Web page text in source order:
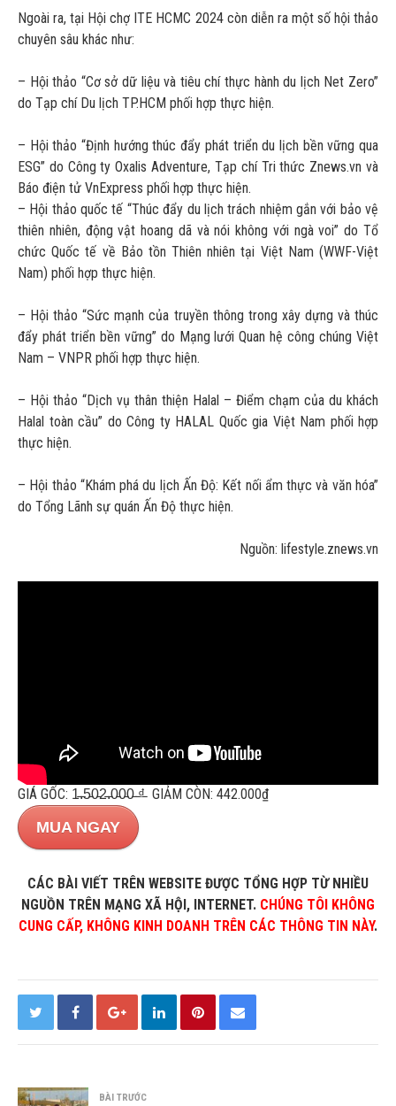
Ngoài ra, tại Hội chợ ITE HCMC 2024 còn diễn ra một số hội thảo
chuyên sâu khác như:
– Hội thảo “Cơ sở dữ liệu và tiêu chí thực hành du lịch Net Zero”
do Tạp chí Du lịch TP.HCM phối hợp thực hiện.
– Hội thảo “Định hướng thúc đẩy phát triển du lịch bền vững qua
ESG” do Công ty Oxalis Adventure, Tạp chí Tri thức Znews.vn và
Báo điện tử VnExpress phối hợp thực hiện.
– Hội thảo quốc tế “Thúc đẩy du lịch trách nhiệm gắn với bảo vệ
thiên nhiên, động vật hoang dã và nói không với ngà voi” do Tổ
chức Quốc tế về Bảo tồn Thiên nhiên tại Việt Nam (WWF-Việt
Nam) phối hợp thực hiện.
– Hội thảo “Sức mạnh của truyền thông trong xây dựng và thúc
đẩy phát triển bền vững” do Mạng lưới Quan hệ công chúng Việt
Nam – VNPR phối hợp thực hiện.
– Hội thảo “Dịch vụ thân thiện Halal – Điểm chạm của du khách
Halal toàn cầu” do Công ty HALAL Quốc gia Việt Nam phối hợp
thực hiện.
– Hội thảo “Khám phá du lịch Ấn Độ: Kết nối ẩm thực và văn hóa”
do Tổng Lãnh sự quán Ấn Độ thực hiện.
Nguồn: lifestyle.znews.vn
GIÁ GỐC: 1̵.̵5̵0̵2̵.̵0̵0̵0̵ ̵₫̵ GIẢM CÒN: 442.000₫
MUA NGAY
CÁC BÀI VIẾT TRÊN WEBSITE ĐƯỢC TỔNG HỢP TỪ NHIỀU
NGUỒN TRÊN MẠNG XÃ HỘI, INTERNET. CHÚNG TÔI KHÔNG
CUNG CẤP, KHÔNG KINH DOANH TRÊN CÁC THÔNG TIN NÀY.
BÀI TRƯỚC